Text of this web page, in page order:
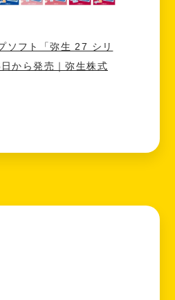
ソフト「弥生 27 シリ
から発売｜弥生株式